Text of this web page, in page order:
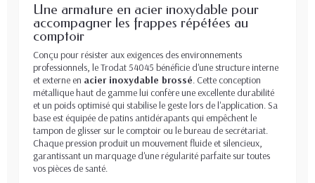
Une armature en acier inoxydable pour
accompagner les frappes répétées au
comptoir
Conçu pour résister aux exigences des environnements
professionnels, le Trodat 54045 bénéficie d'une structure interne
et externe en acier inoxydable brossé. Cette conception
métallique haut de gamme lui confère une excellente durabilité
et un poids optimisé qui stabilise le geste lors de l'application. Sa
base est équipée de patins antidérapants qui empêchent le
tampon de glisser sur le comptoir ou le bureau de secrétariat.
Chaque pression produit un mouvement fluide et silencieux,
garantissant un marquage d'une régularité parfaite sur toutes
vos pièces de santé.